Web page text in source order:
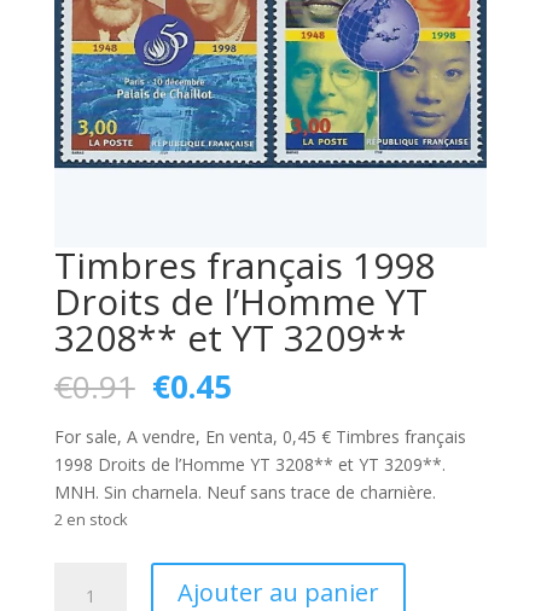
Timbres français 1998
Droits de l’Homme YT
3208** et YT 3209**
€0.91 Le
prix
initial
était :
€0.91.
€0.45Le
actuel
est :
€0.45.
For sale, A vendre, En venta, 0,45 € Timbres français
1998 Droits de l’Homme YT 3208** et YT 3209**.
MNH. Sin charnela. Neuf sans trace de charnière.
2 en stock
Ajouter au panier